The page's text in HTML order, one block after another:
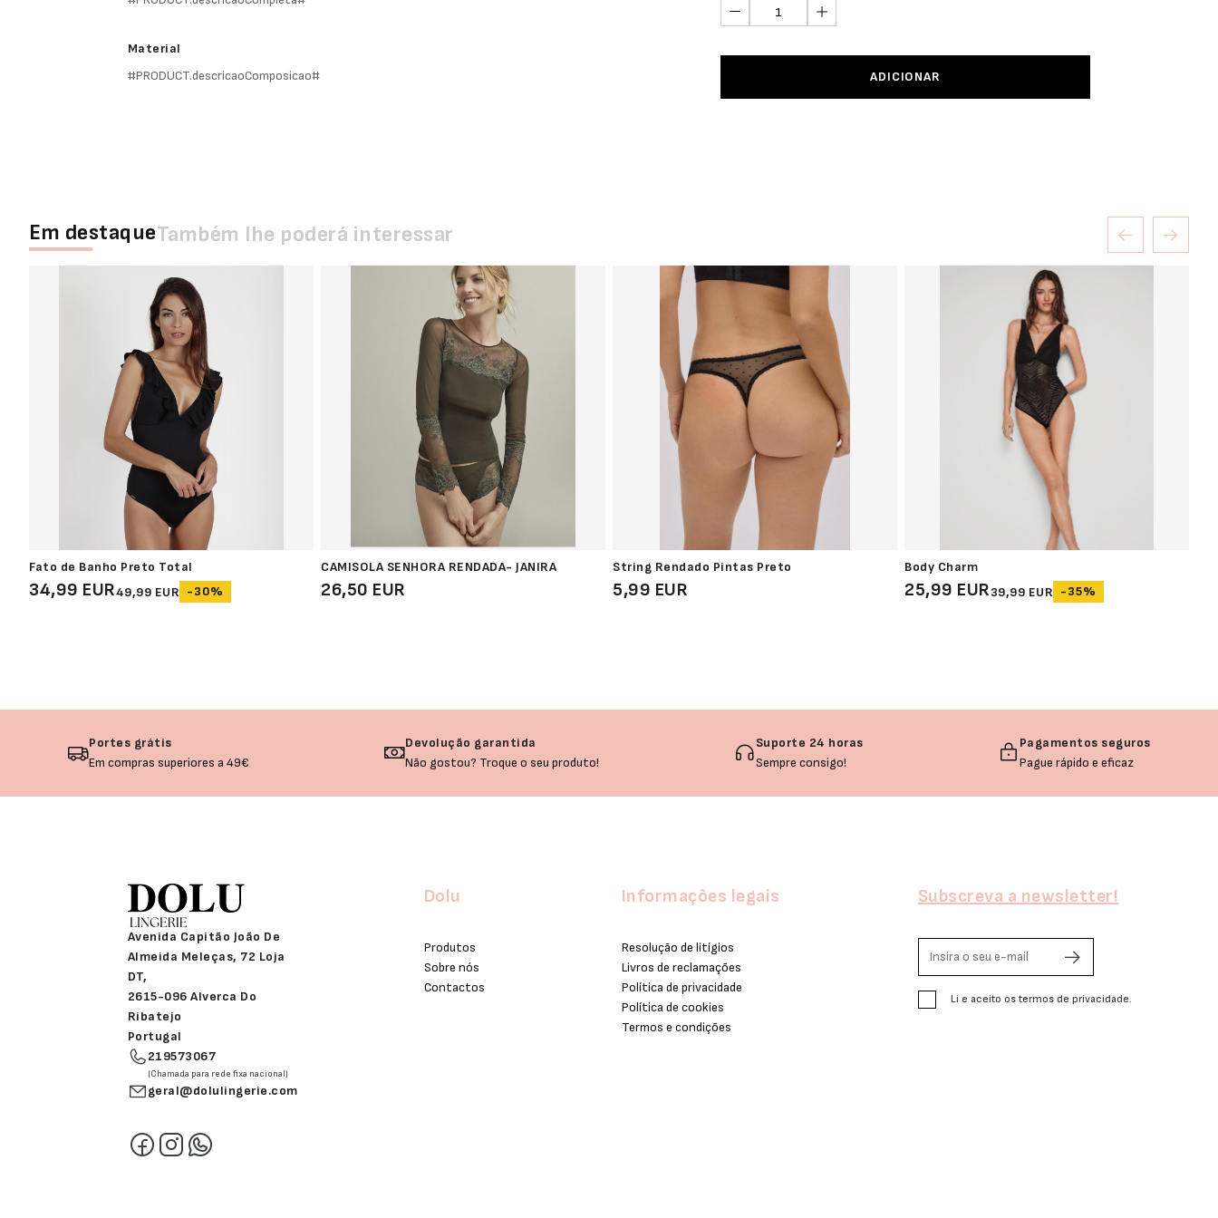
Material
#PRODUCT.descricaoComposicao#
ADICIONAR
Em destaqueTambém lhe poderá interessar
Fato de Banho Preto Total
34,99 EUR49,99 EUR -30%
CAMISOLA SENHORA RENDADA- JANIRA
26,50 EUR
String Rendado Pintas Preto
5,99 EUR
Body Charm
25,99 EUR39,99 EUR -35%
Portes grátis
Em compras superiores a 49€
Devolução garantida
Não gostou? Troque o seu produto!
Suporte 24 horas
Sempre consigo!
Pagamentos seguros
Pague rápido e eficaz
Avenida Capitão João De
Almeida Meleças, 72 Loja
DT,
2615-096 Alverca Do
Ribatejo
Portugal
219573067
(Chamada para rede fixa nacional)
geral@dolulingerie.com
Dolu
Produtos
Sobre nós
Contactos
Informações legais
Resolução de litígios
Livros de reclamações
Política de privacidade
Política de cookies
Termos e condições
Subscreva a newsletter!
Li e aceito os termos de privacidade.